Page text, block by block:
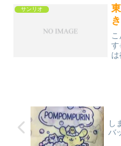
ん
ラ
サンリオ
す
は
し
バ